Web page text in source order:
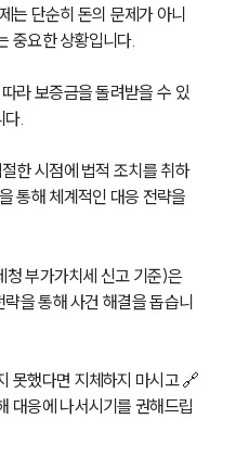
야
무
개
호사
료
항
그
식
는 단순히 돈의 문제가 아니
중요한 상황입니다.
라 보증금을 돌려받을 수 있
다.
한 시점에 법적 조치를 취하
통해 체계적인 대응 전략을
부가가치세 신고 기준)은
을 통해 사건 해결을 돕습니
못했다면 지체하지 마시고 🔗
대응에 나서시기를 권해드립